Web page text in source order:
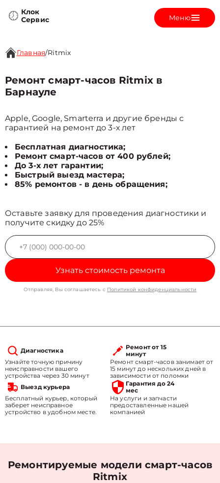
Клок
Сервис
Меню
Главная/Ritmix
Ремонт смарт-часов Ritmix в
Барнауле
Apple, Google, Smarterra и другие бренды с
гарантией на ремонт до 3-х лет
Бесплатная диагностика;
Ремонт смарт-часов от 400 рублей;
До 3-х лет гарантии;
Быстрый выезд мастера;
85% ремонтов - в день обращения;
Оставьте заявку для проведения диагностики и
получите скидку до 25%
Узнать стоимость ремонта
Отправляя, Вы соглашаетесь с Политикой конфиденциальности
Диагностика
Узнайте точную причину
неисправности вашего
устройства через 30 минут
Ремонт от 15
минут
Ремонт смарт-часов занимает от
15 минут до нескольких дней в
зависимости от поломки
Выезд курьера
Бесплатный курьер, который
заберет неисправное
устройство в удобном месте.
Гарантия до 24
мес
На услуги и запчасти
предоставленные нашей
компанией
Ремонтируемые модели смарт-часов
Ritmix